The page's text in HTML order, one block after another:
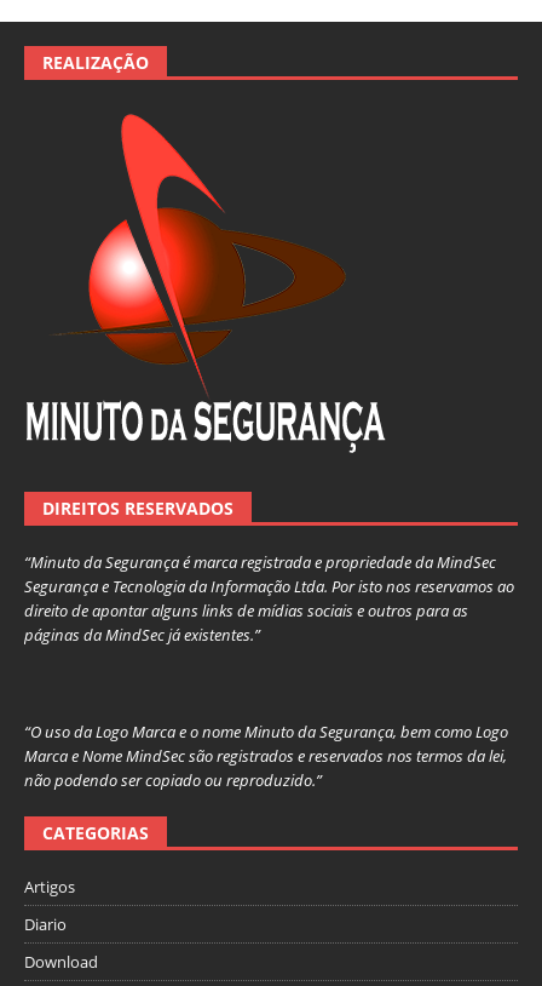
REALIZAÇÃO
DIREITOS RESERVADOS
“Minuto da Segurança é marca registrada e propriedade da MindSec
Segurança e Tecnologia da Informação Ltda. Por isto nos reservamos ao
direito de apontar alguns links de mídias sociais e outros para as
páginas da MindSec já existentes.”
“O uso da Logo Marca e o nome Minuto da Segurança, bem como Logo
Marca e Nome MindSec são registrados e reservados nos termos da lei,
não podendo ser copiado ou reproduzido.”
CATEGORIAS
Artigos
Diario
Download